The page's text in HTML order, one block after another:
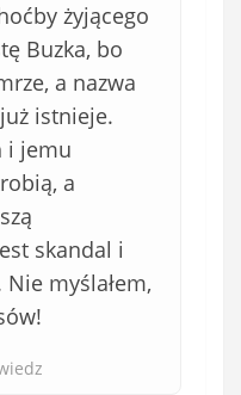
żyjącego
Buzka, bo
a nazwa
istnieje.
i jemu
a
skandal i
myślałem,